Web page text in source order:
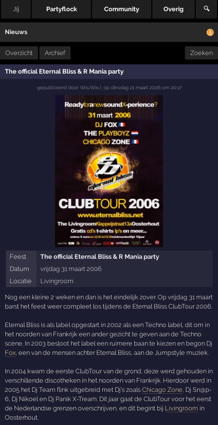
Jij Partyflock Community Overig 🔍
Nieuws
Overzicht Archief Zoeken
The official Eternal Bliss & R Mania party
gepubliceerd door WouWieJ op dinsdag 21 maart 2006 om 20:17
Feest
The official Eternal Bliss & R Mania party
Datum
vrijdag 31 maart 2006
Locatie
Livingroom
Nog een kleine 2 weken en dan is het eindelijk zover. Op vrijdag 31 maart
barst het feest weer compleet los tijdens de Eternal Bliss ClubTour 2006.
Eternal Bliss is als label opgestart in 2002 als een Techno label, dit om in
het noorden van Frankrijk een ander gezicht te geven aan de Techno
scène. In 2003 besloot het label een ruimere baan te kiezen en begon Dj
Fox, een van de mensen achter Eternal Bliss, aan de Jumpstyle muziek.
In 2004 kwam de eerste ClubTour van de grond, deze werd gehouden in
verschillende discotheken in het noorden van Frankrijk. Hierdoor werd in
2005 het Dj Team flink uitgebreid met Dj’s zoalsChicago Zone, Dj Sn@p-
6, Dj Nikoel en Dj Panik X-Tream. Dit jaar gaat de ClubTour voor het eerst
de Nederlandse grenzen overschrijven, en dit begint bij Livingroom in
Oosterhout.